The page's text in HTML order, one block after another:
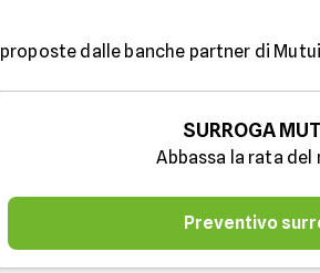
dalle banche partner di
SURROGA
Abbassa la rata del
Preventivo